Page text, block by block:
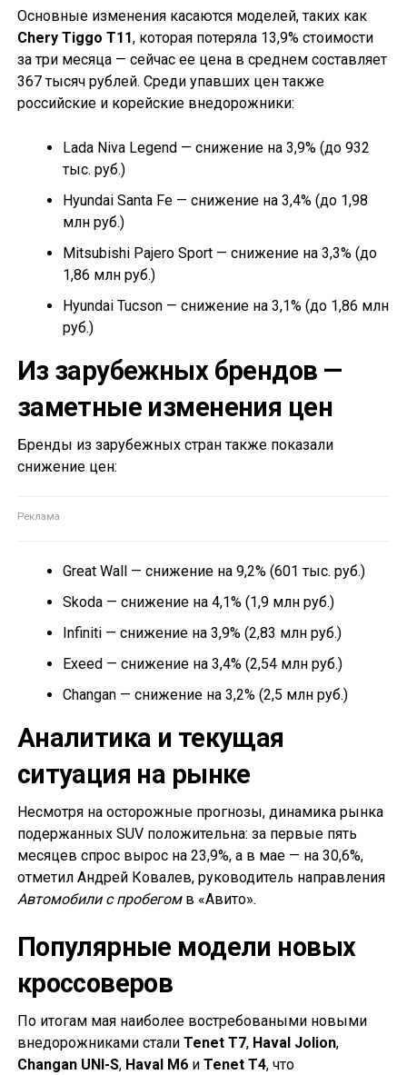
Основные изменения касаются моделей, таких как
Chery Tiggo T11, которая потеряла 13,9% стоимости
за три месяца — сейчас ее цена в среднем составляет
367 тысяч рублей. Среди упавших цен также
российские и корейские внедорожники:
Lada Niva Legend — снижение на 3,9% (до 932
тыс. руб.)
Hyundai Santa Fe — снижение на 3,4% (до 1,98
млн руб.)
Mitsubishi Pajero Sport — снижение на 3,3% (до
1,86 млн руб.)
Hyundai Tucson — снижение на 3,1% (до 1,86 млн
руб.)
Из зарубежных брендов —
заметные изменения цен
Бренды из зарубежных стран также показали
снижение цен:
Great Wall — снижение на 9,2% (601 тыс. руб.)
Skoda — снижение на 4,1% (1,9 млн руб.)
Infiniti — снижение на 3,9% (2,83 млн руб.)
Exeed — снижение на 3,4% (2,54 млн руб.)
Changan — снижение на 3,2% (2,5 млн руб.)
Аналитика и текущая
ситуация на рынке
Несмотря на осторожные прогнозы, динамика рынка
подержанных SUV положительна: за первые пять
месяцев спрос вырос на 23,9%, а в мае — на 30,6%,
отметил Андрей Ковалев, руководитель направления
Автомобили с пробегомв «Авито».
Популярные модели новых
кроссоверов
По итогам мая наиболее востребоваными новыми
внедорожниками стали Tenet T7, Haval Jolion,
Changan UNI-S, Haval M6и Tenet T4, что